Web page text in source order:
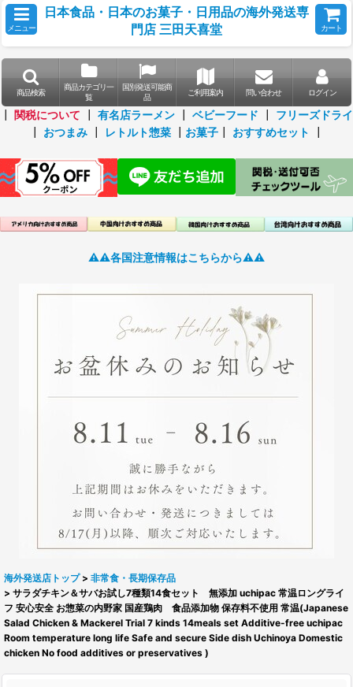
メニュー
日本食品・日本のお菓子・日用品の海外発送専
門店 三田天喜堂
カート
商品検索
商品カテゴリ一
覧
国別発送可能商
品
ご利用案内 問い合わせ ログイン
関税について 有名店ラーメン ベビーフード
フリーズドライ
おつまみ レトルト惣菜 お菓子 おすすめセット
⚠️⚠️各国注意情報はこちらから⚠️⚠️
海外発送店トップ > 非常食・長期保存品
> サラダチキン＆サバお試し7種類14食セット 無添加 uchipac 常温ロングライ
フ 安心安全 お惣菜の内野家 国産鶏肉 食品添加物 保存料不使用 常温(Japanese
Salad Chicken & Mackerel Trial 7 kinds 14meals set Additive-free uchipac
Room temperature long life Safe and secure Side dish Uchinoya Domestic
chicken No food additives or preservatives )